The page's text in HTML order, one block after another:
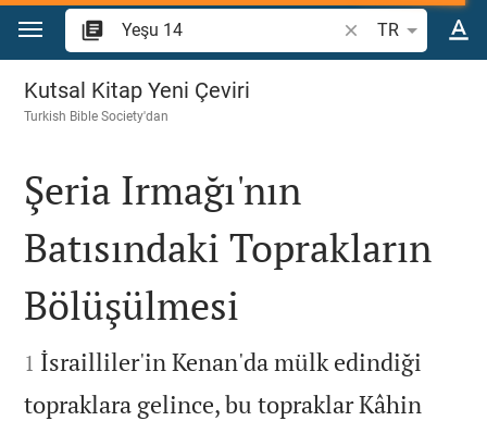
İçeriğe atla
İncil ayeti veya
TR
Yeşu 14
Kutsal Kitap Yeni Çeviri
Turkish Bible Society'dan

Şeria Irmağı'nın
Batısındaki Toprakların
Bölüşülmesi

1 İsrailliler'in Kenan'da mülk edindiği
topraklara gelince, bu topraklar Kâhin